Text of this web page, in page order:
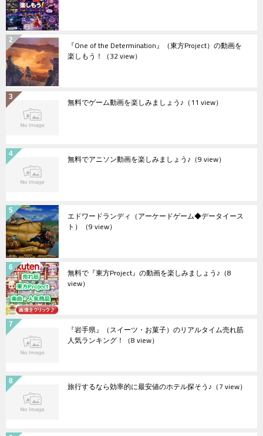
『One of the Determination』（東方Project）の動画を
楽しもう！ （32 view）
無料でゲーム動画を楽しみましょう♪ （11 view）
無料でアニソン動画を楽しみましょう♪ （9 view）
エドワードランディ（アーケードゲーム◆データイース
ト） （9 view）
無料で『東方Project』の動画を楽しみましょう♪ （8
view）
『岩手県』（スイーツ・お菓子）のリアルタイム売れ筋
人気ランキング！ （8 view）
旅行するなら効率的に最安値のホテル探そう♪ （7 view）